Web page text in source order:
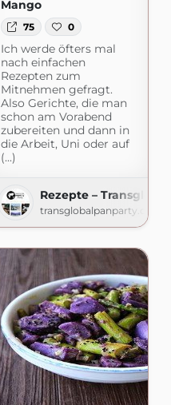
Mango
75 0
Ich werde öfters mal
nach einfachen
Rezepten zum
Mitnehmen gefragt.
Also Gerichte, die man
schon am Vorabend
zubereiten und dann in
die Arbeit, Uni oder auf
(...)
Rezepte –
transglobalpanparty.com